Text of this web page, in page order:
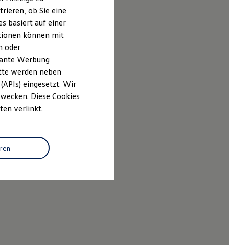
ob Sie eine
basiert auf einer
können mit
oder
Werbung
werden neben
eingesetzt. Wir
Diese Cookies
verlinkt.